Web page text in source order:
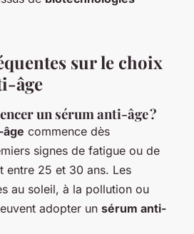
sur le choix
âge
un sérum anti-âge ?
commence dès
signes de fatigue ou de
entre 25 et 30 ans. Les
au soleil, à la pollution ou
adopter un sérum anti-